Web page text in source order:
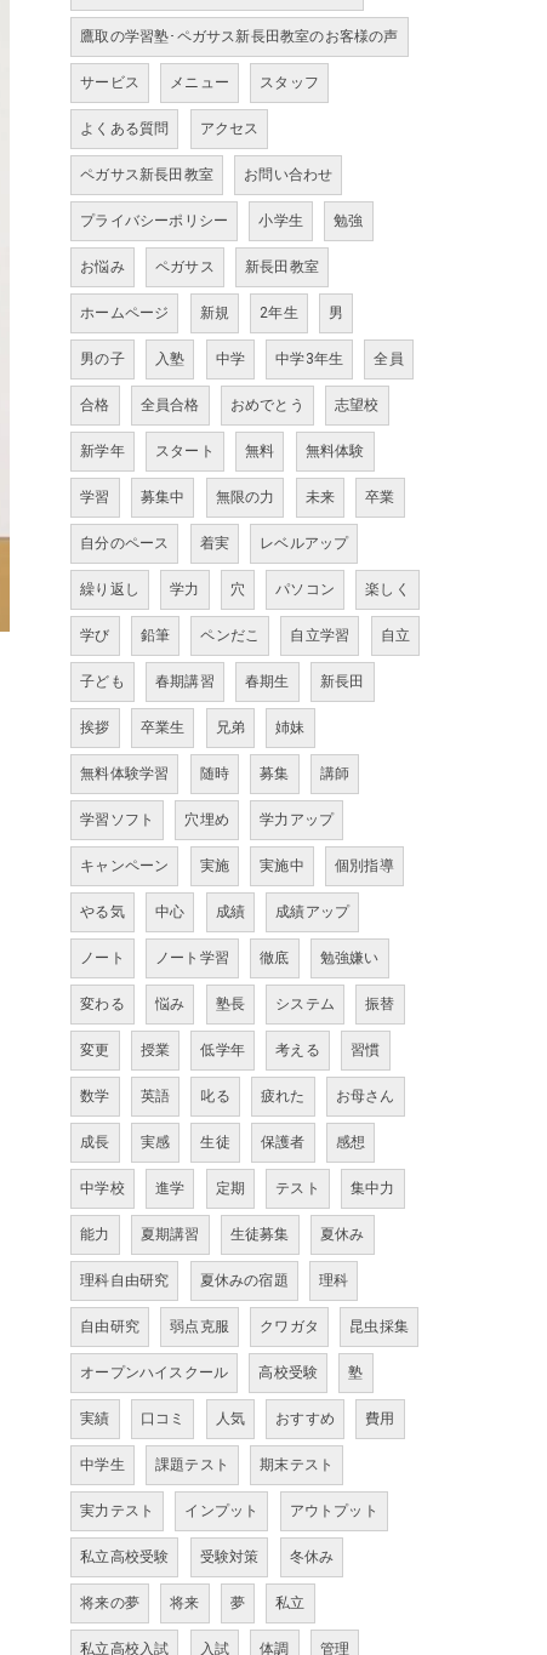
鷹取の学習塾･ペガサス新長田教室のお客様の声
サービス メニュー スタッフ
よくある質問 アクセス
ペガサス新長田教室 お問い合わせ
プライバシーポリシー 小学生 勉強
お悩み ペガサス 新長田教室
ホームページ 新規 2年生 男
男の子 入塾 中学 中学3年生 全員
合格 全員合格 おめでとう 志望校
新学年 スタート 無料 無料体験
学習 募集中 無限の力 未来 卒業
自分のペース 着実 レベルアップ
繰り返し 学力 穴 パソコン 楽しく
学び 鉛筆 ペンだこ 自立学習 自立
子ども 春期講習 春期生 新長田
挨拶 卒業生 兄弟 姉妹
無料体験学習 随時 募集 講師
学習ソフト 穴埋め 学力アップ
キャンペーン 実施 実施中 個別指導
やる気 中心 成績 成績アップ
ノート ノート学習 徹底 勉強嫌い
変わる 悩み 塾長 システム 振替
変更 授業 低学年 考える 習慣
数学 英語 叱る 疲れた お母さん
成長 実感 生徒 保護者 感想
中学校 進学 定期 テスト 集中力
能力 夏期講習 生徒募集 夏休み
理科自由研究 夏休みの宿題 理科
自由研究 弱点克服 クワガタ 昆虫採集
オープンハイスクール 高校受験 塾
実績 口コミ 人気 おすすめ 費用
中学生 課題テスト 期末テスト
実力テスト インプット アウトプット
私立高校受験 受験対策 冬休み
将来の夢 将来 夢 私立
私立高校入試 入試 体調 管理